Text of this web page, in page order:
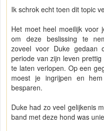
Ik schrok echt toen dit topic
Het moet heel moeilijk voor
om deze beslissing te
zoveel voor Duke gedaan
periode van zijn leven
te laten verlopen. Op een
moest je ingrijpen en
besparen.
Duke had zo veel gelijkenis
band met deze hond was